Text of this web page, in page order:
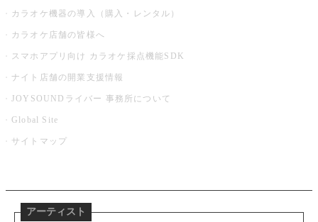
カラオケ機器の導入（購入・レンタル）
カラオケ店舗の皆様へ
スマホアプリ向け カラオケ採点機能SDK
ナイト店舗の開業支援情報
JOYSOUNDライバー 事務所について
Global Site
サイトマップ
アーティスト